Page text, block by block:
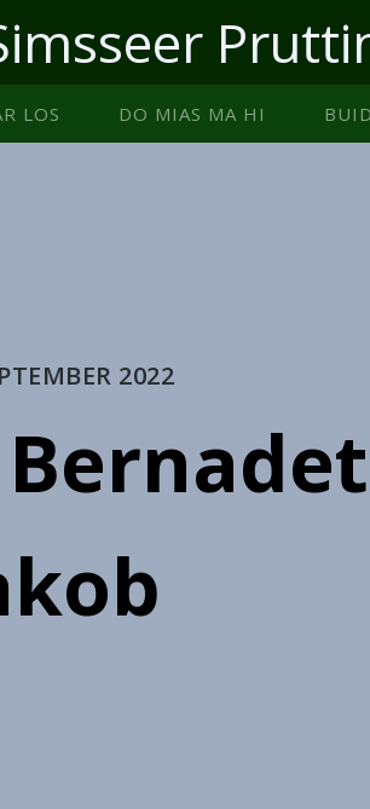
LOS DO MIAS MA HI
2022